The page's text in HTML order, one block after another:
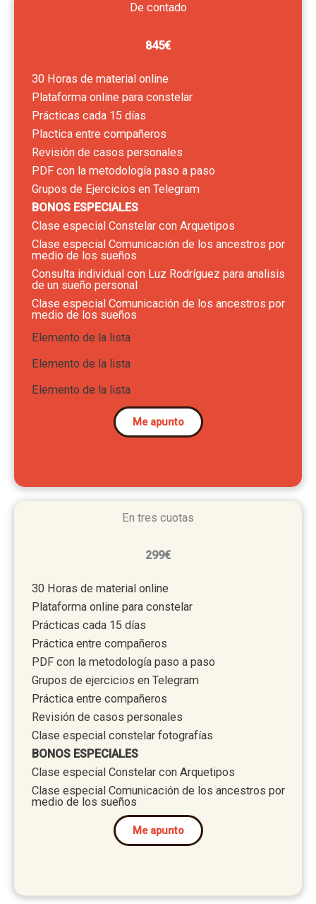
De contado
845€
30 Horas de material online
Plataforma online para constelar
Prácticas cada 15 días
Plactica entre compañeros
Revisión de casos personales
PDF con la metodología paso a paso
Grupos de Ejercicios en Telegram
BONOS ESPECIALES
Clase especial Constelar con Arquetipos
Clase especial Comunicación de los ancestros por
medio de los sueños
Consulta individual con Luz Rodríguez para analisis
de un sueño personal
Clase especial Comunicación de los ancestros por
medio de los sueños
Elemento de la lista
Elemento de la lista
Elemento de la lista
Me apunto
En tres cuotas
299€
30 Horas de material online
Plataforma online para constelar
Prácticas cada 15 días
Práctica entre compañeros
PDF con la metodología paso a paso
Grupos de ejercicios en Telegram
Práctica entre compañeros
Revisión de casos personales
Clase especial constelar fotografías
BONOS ESPECIALES
Clase especial Constelar con Arquetipos
Clase especial Comunicación de los ancestros por
medio de los sueños
Me apunto